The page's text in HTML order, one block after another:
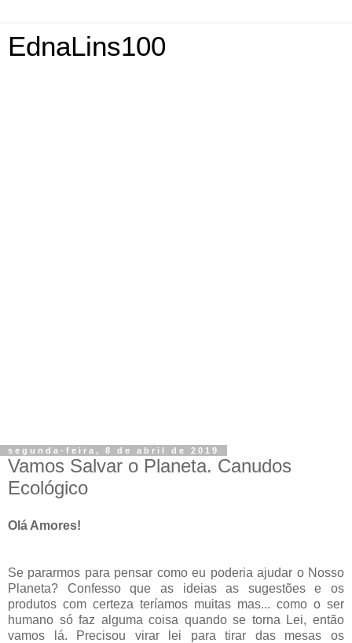
EdnaLins100
segunda-feira, 8 de abril de 2019
Vamos Salvar o Planeta. Canudos
Ecológico
Olá Amores!
Se pararmos para pensar como eu poderia ajudar o Nosso
Planeta? Confesso que as ideias as sugestões e os
produtos com certeza teríamos muitas mas... como o ser
humano só faz alguma coisa quando se torna Lei, então
vamos lá. Precisou virar lei para tirar das mesas os